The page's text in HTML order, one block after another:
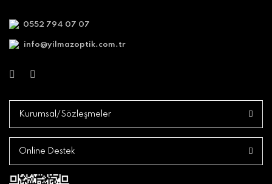
0552 794 07 07
info@yilmazoptik.com.tr
Kurumsal/Sözleşmeler
Online Destek